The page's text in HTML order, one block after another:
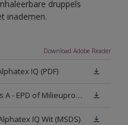
druppels
inademen.
Download Adobe Reader
IQ (PDF)
Sikkens Exterior Wall Paints A - EPD of Milieuproductverklaring
IQ Wit (MSDS)